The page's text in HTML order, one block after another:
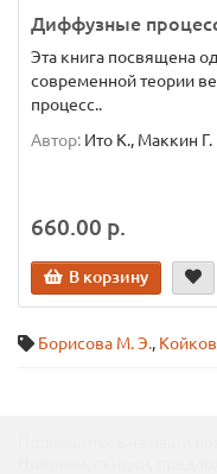
Диффузные
Эта книга посвящена
современной теории
процесс..
Автор: Ито К., Маккин Г.
660.00 р.
В корзину
Борисова М. Э.,